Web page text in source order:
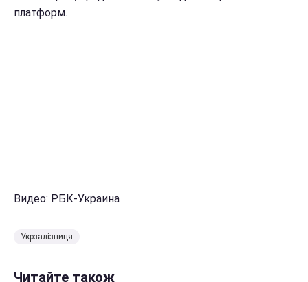
платформ.
Видео: РБК-Украина
Укрзалізниця
Читайте також